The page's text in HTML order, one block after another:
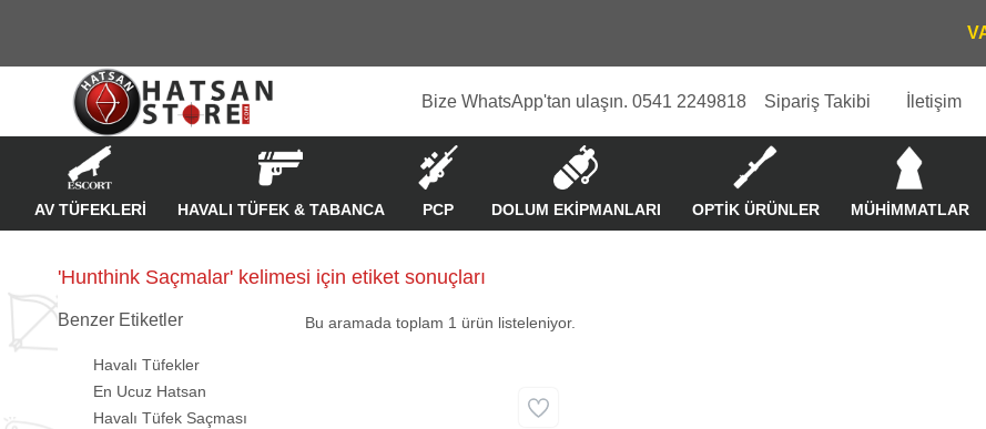
Bize WhatsApp'tan ulaşın. 0541 2249818 Sipariş Takibi İletişim
AV TÜFEKLERİ HAVALI TÜFEK & TABANCA PCP DOLUM EKİPMANLARI OPTİK ÜRÜNLER MÜHİMMATLAR
'Hunthink Saçmalar' kelimesi için etiket sonuçları
Benzer Etiketler
Havalı Tüfekler
En Ucuz Hatsan
Havalı Tüfek Saçması
Bu aramada toplam 1 ürün listeleniyor.